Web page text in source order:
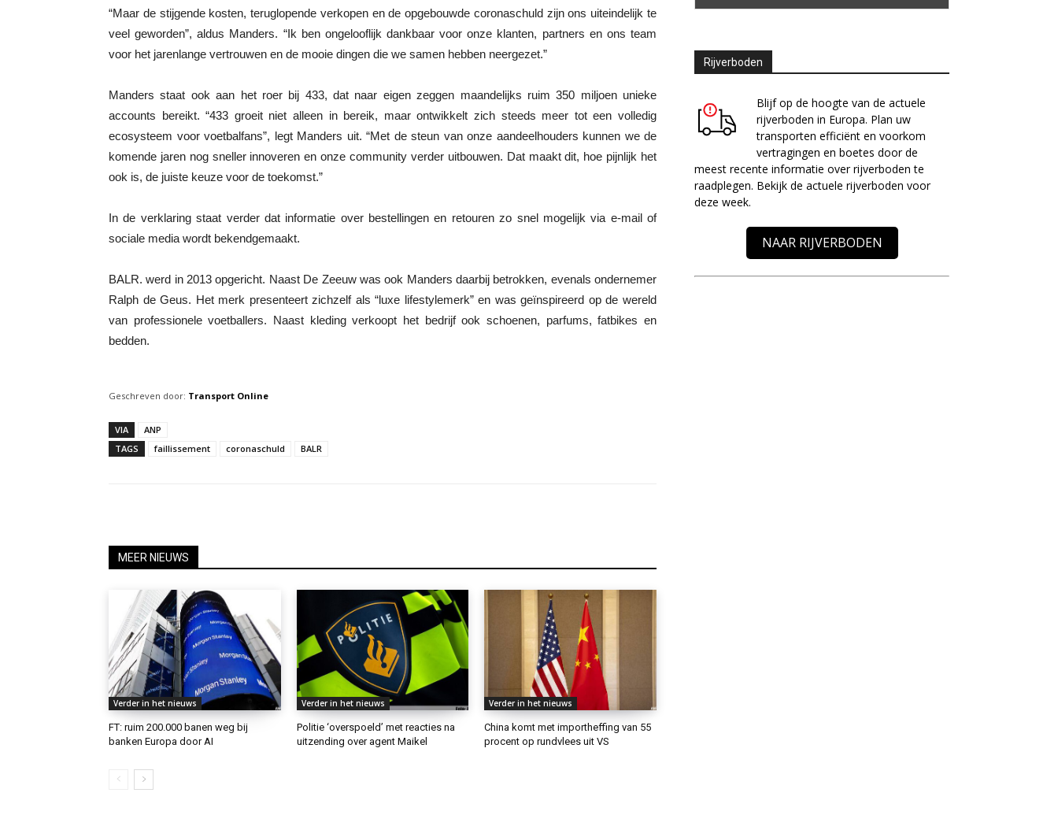
“Maar de stijgende kosten, teruglopende verkopen en de opgebouwde coronaschuld zijn ons uiteindelijk te
veel geworden”, aldus Manders. “Ik ben ongelooflijk dankbaar voor onze klanten, partners en ons team
voor het jarenlange vertrouwen en de mooie dingen die we samen hebben neergezet.”
Manders staat ook aan het roer bij 433, dat naar eigen zeggen maandelijks ruim 350 miljoen unieke
accounts bereikt. “433 groeit niet alleen in bereik, maar ontwikkelt zich steeds meer tot een volledig
ecosysteem voor voetbalfans”, legt Manders uit. “Met de steun van onze aandeelhouders kunnen we de
komende jaren nog sneller innoveren en onze community verder uitbouwen. Dat maakt dit, hoe pijnlijk het
ook is, de juiste keuze voor de toekomst.”
In de verklaring staat verder dat informatie over bestellingen en retouren zo snel mogelijk via e-mail of
sociale media wordt bekendgemaakt.
BALR. werd in 2013 opgericht. Naast De Zeeuw was ook Manders daarbij betrokken, evenals ondernemer
Ralph de Geus. Het merk presenteert zichzelf als “luxe lifestylemerk” en was geïnspireerd op de wereld
van professionele voetballers. Naast kleding verkoopt het bedrijf ook schoenen, parfums, fatbikes en
bedden.
Geschreven door: Transport Online
VIA
ANP
TAGS
faillissement coronaschuld BALR
MEER NIEUWS
Verder in het nieuws
FT: ruim 200.000 banen weg bij
banken Europa door AI
Verder in het nieuws
Politie ‘overspoeld’ met reacties na
uitzending over agent Maikel
Verder in het nieuws
China komt met importheffing van 55
procent op rundvlees uit VS
Rijverboden
Blijf op de hoogte van de actuele
rijverboden in Europa. Plan uw
transporten efficiënt en voorkom
vertragingen en boetes door de
meest recente informatie over rijverboden te
raadplegen. Bekijk de actuele rijverboden voor
deze week.
NAAR RIJVERBODEN